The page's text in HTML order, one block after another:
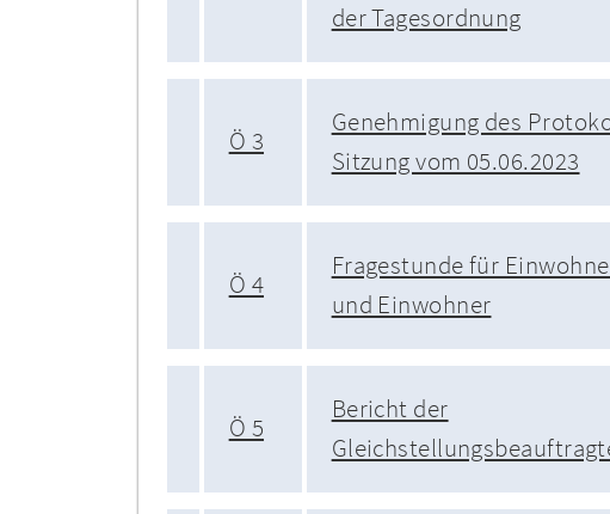
der Tagesordnung
Ö 3
Genehmigung des
Sitzung vom 05.06.2023
Ö 4
Fragestunde für
und Einwohner
Ö 5
Bericht der